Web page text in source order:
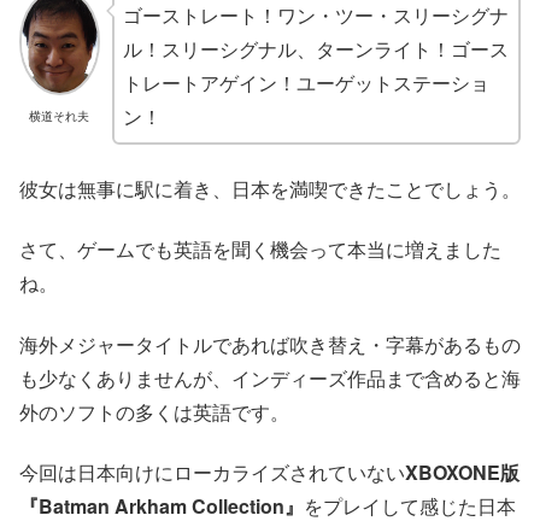
横道それ夫
ゴーストレート！ワン・ツー・スリーシグナ
ル！スリーシグナル、ターンライト！ゴース
トレートアゲイン！ユーゲットステーショ
ン！
彼女は無事に駅に着き、日本を満喫できたことでしょう。
さて、ゲームでも英語を聞く機会って本当に増えました
ね。
海外メジャータイトルであれば吹き替え・字幕があるもの
も少なくありませんが、インディーズ作品まで含めると海
外のソフトの多くは英語です。
今回は日本向けにローカライズされていないXBOXONE版
『Batman Arkham Collection』 をプレイして感じた日本